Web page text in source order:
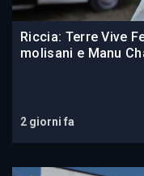
Riccia: Terre Vive
molisani e Manu
2 giorni fa